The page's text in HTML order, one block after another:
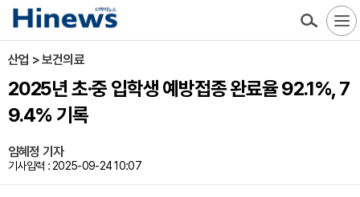
산업 > 보건의료
2025년 초·중 입학생 예방접종 완료율 92.1%, 7
9.4% 기록
임혜정 기자
기사입력 : 2025-09-24 10:07